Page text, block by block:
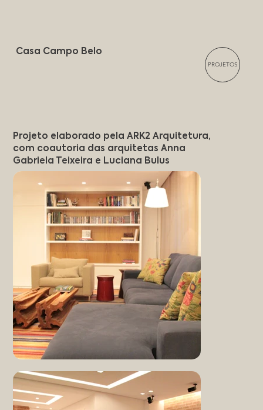
Casa Campo Belo
PROJETOS
Projeto elaborado pela ARK2 Arquitetura,
com coautoria das arquitetas Anna
Gabriela Teixeira e Luciana Bulus